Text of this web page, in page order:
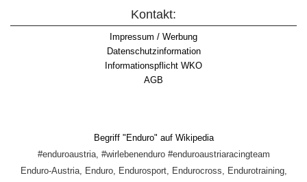
Kontakt:
Impressum / Werbung
Datenschutzinformation
Informationspflicht WKO
AGB
Begriff "Enduro" auf Wikipedia
#enduroaustria, #wirlebenenduro #enduroaustriaracingteam
Enduro-Austria, Enduro, Endurosport, Endurocross, Endurotraining,